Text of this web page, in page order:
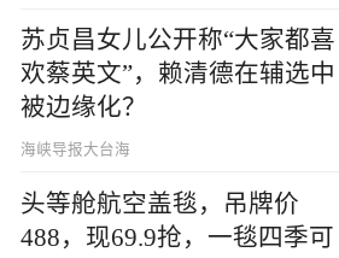
苏贞昌女儿公开称“大家都喜
欢蔡英文”，赖清德在辅选中
被边缘化？
海峡导报大台海
头等舱航空盖毯，吊牌价
488，现69.9抢，一毯四季可